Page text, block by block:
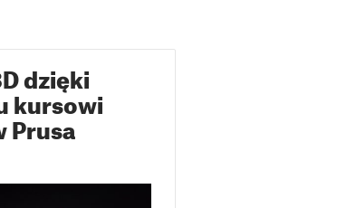
dzięki
kursowi
Prusa